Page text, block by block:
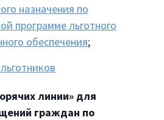
назначения по
программе льготного
обеспечения;
линии» для
граждан по